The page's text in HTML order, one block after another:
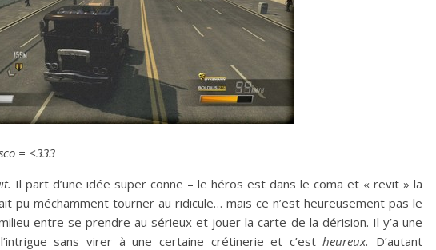
= <333
Il part d’une idée super conne – le héros est dans le coma et « revit » la
pu méchamment tourner au ridicule… mais ce n’est heureusement pas le
entre se prendre au sérieux et jouer la carte de la dérision. Il y’a une
sans virer à une certaine crétinerie et c’estheureux. D’autant